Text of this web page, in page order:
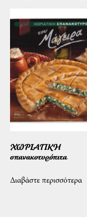
ΧΩΡΙΑΤΙΚΗ
σπανακοτυρόπιτα
Διαβάστε περισσότερα